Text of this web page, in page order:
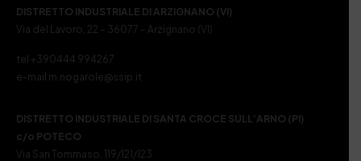
DISTRETTO INDUSTRIALE DI ARZIGNANO (VI)
Via del Lavoro, 22 – 36077 – Arzignano (VI)
tel +390444 994267
e-mail m.nogarole@ssip.it
DISTRETTO INDUSTRIALE DI SANTA CROCE SULL’ARNO (PI)
c/o POTECO
Via San Tommaso, 119/121/123